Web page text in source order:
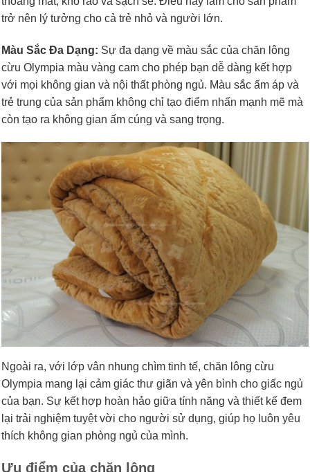
trở nên lý tưởng cho cả trẻ nhỏ và người lớn.
Màu Sắc Đa Dạng: Sự đa dạng về màu sắc của chăn lông
cừu Olympia màu vàng cam cho phép bạn dễ dàng kết hợp
với mọi không gian và nội thất phòng ngủ. Màu sắc ấm áp và
trẻ trung của sản phẩm không chỉ tạo điểm nhấn mạnh mẽ mà
còn tạo ra không gian ấm cúng và sang trọng.
Ngoài ra, với lớp vân nhung chìm tinh tế, chăn lông cừu
Olympia mang lại cảm giác thư giãn và yên bình cho giấc ngủ
của bạn. Sự kết hợp hoàn hảo giữa tính năng và thiết kế đem
lại trải nghiệm tuyệt vời cho người sử dụng, giúp họ luôn yêu
thích không gian phòng ngủ của mình.
Ưu điểm của chăn lông